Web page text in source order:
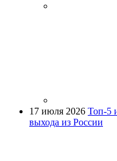
17 июля 2026 Топ-5
выхода из России